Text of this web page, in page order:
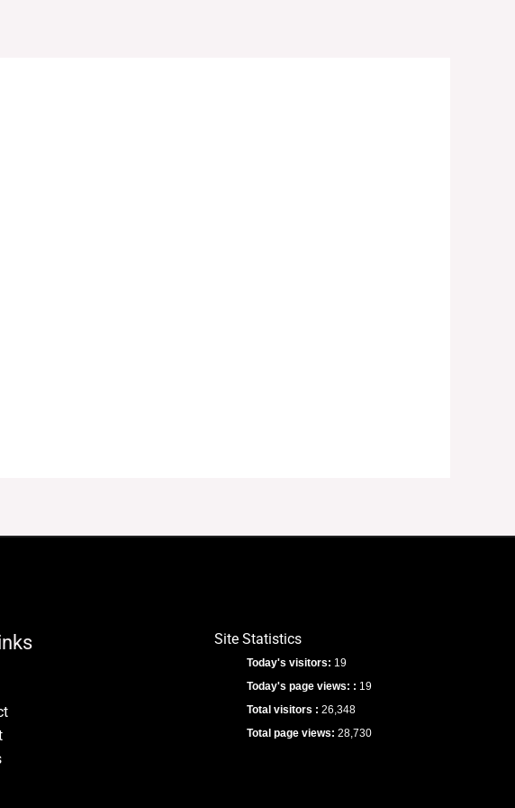
Site Statistics
Today's visitors: 19
Today's page views: : 19
Total visitors : 26,348
Total page views: 28,730